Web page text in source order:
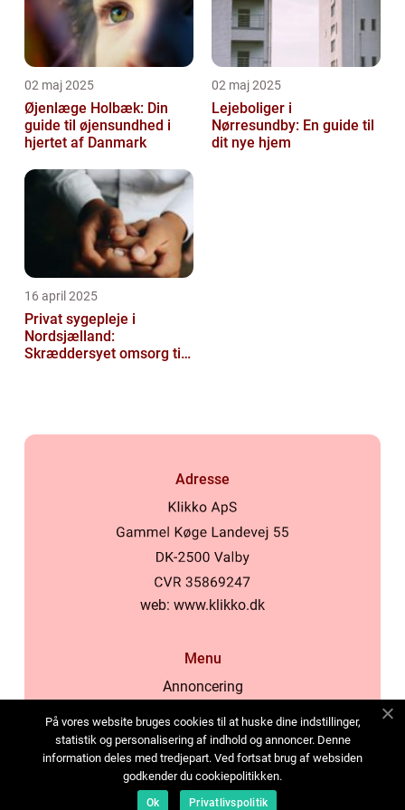
02 maj 2025
Øjenlæge Holbæk: Din
guide til øjensundhed i
hjertet af Danmark
02 maj 2025
Lejeboliger i
Nørresundby: En guide til
dit nye hjem
16 april 2025
Privat sygepleje i
Nordsjælland:
Skræddersyet omsorg til
Adresse
web: www.klikko.dk
Menu
Annoncering
Cookies
Kontakt os
Sitemap
På vores website bruges cookies til at huske dine indstillinger,
statistik og personalisering af indhold og annoncer. Denne
information deles med tredjepart. Ved fortsat brug af websiden
godkender du cookiepolitikken.
Ok Privatlivspolitik